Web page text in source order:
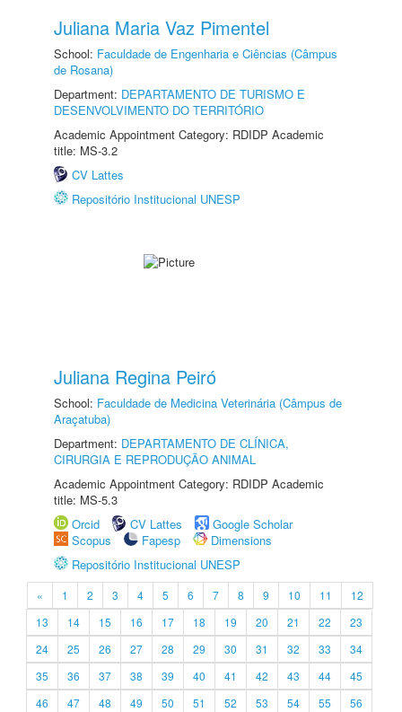
Juliana Maria Vaz Pimentel
School: Faculdade de Engenharia e Ciências (Câmpus
de Rosana)
Department: DEPARTAMENTO DE TURISMO E
DESENVOLVIMENTO DO TERRITÓRIO
Academic Appointment Category: RDIDP Academic
title: MS-3.2
CV Lattes
Repositório Institucional UNESP
Juliana Regina Peiró
School: Faculdade de Medicina Veterinária (Câmpus de
Araçatuba)
Department: DEPARTAMENTO DE CLÍNICA,
CIRURGIA E REPRODUÇÃO ANIMAL
Academic Appointment Category: RDIDP Academic
title: MS-5.3
Orcid
CV Lattes
Google Scholar
Scopus
Fapesp
Dimensions
Repositório Institucional UNESP
« 1 2 3 4 5 6 7 8 9 10 11
12
13
14 15 16 17 18 19 20 21 22
23
24
25 26 27 28 29 30 31 32 33
34
35
36 37 38 39 40 41 42 43 44
45
46
47 48 49 50 51 52 53 54 55
56